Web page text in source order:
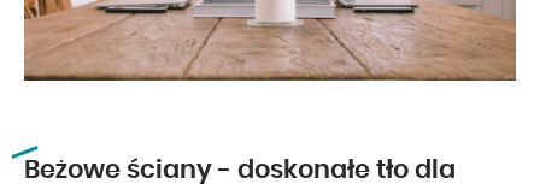
Beżowe ściany - doskonałe tło dla